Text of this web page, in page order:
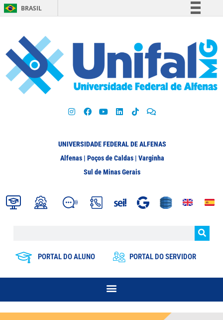
BRASIL
Participe
Acesso à informação
Legislação
UNIVERSIDADE FEDERAL DE ALFENAS
Alfenas | Poços de Caldas | Varginha
Sul de Minas Gerais
PORTAL DO ALUNO PORTAL DO SERVIDOR